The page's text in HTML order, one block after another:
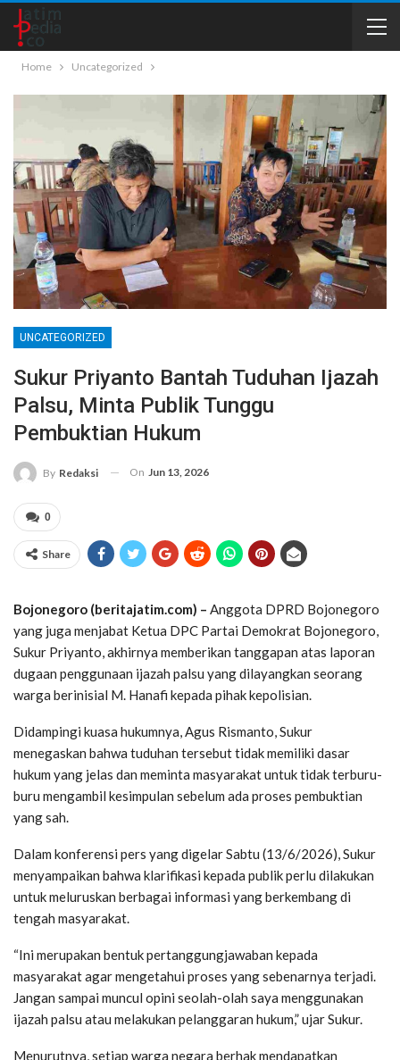
Home Uncategorized
UNCATEGORIZED
Sukur Priyanto Bantah Tuduhan Ijazah
Palsu, Minta Publik Tunggu
Pembuktian Hukum
By Redaksi On Jun 13, 2026
0
Share
Bojonegoro (beritajatim.com) – Anggota DPRD Bojonegoro
yang juga menjabat Ketua DPC Partai Demokrat Bojonegoro,
Sukur Priyanto, akhirnya memberikan tanggapan atas laporan
dugaan penggunaan ijazah palsu yang dilayangkan seorang
warga berinisial M. Hanafi kepada pihak kepolisian.
Didampingi kuasa hukumnya, Agus Rismanto, Sukur
menegaskan bahwa tuduhan tersebut tidak memiliki dasar
hukum yang jelas dan meminta masyarakat untuk tidak terburu-
buru mengambil kesimpulan sebelum ada proses pembuktian
yang sah.
Dalam konferensi pers yang digelar Sabtu (13/6/2026), Sukur
menyampaikan bahwa klarifikasi kepada publik perlu dilakukan
untuk meluruskan berbagai informasi yang berkembang di
tengah masyarakat.
“Ini merupakan bentuk pertanggungjawaban kepada
masyarakat agar mengetahui proses yang sebenarnya terjadi.
Jangan sampai muncul opini seolah-olah saya menggunakan
ijazah palsu atau melakukan pelanggaran hukum,” ujar Sukur.
Menurutnya, setiap warga negara berhak mendapatkan